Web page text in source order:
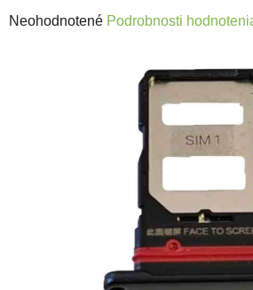
Priemerné hodnotenie produktu je 0,0
Neohodnotené Podrobnosti